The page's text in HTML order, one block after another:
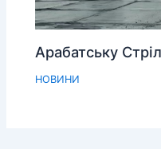
Арабатську
НОВИНИ